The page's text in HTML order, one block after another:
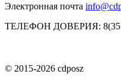
Электронная почта
ТЕЛЕФОН ДОВЕРИЯ:
© 2015-2026 cdposz